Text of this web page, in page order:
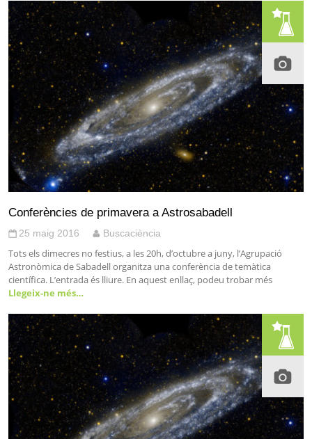
Conferències de primavera a Astrosabadell
25 maig 2016 Buscaciència
Tots els dimecres no festius, a les 20h, d’octubre a juny, l’Agrupació
Astronòmica de Sabadell organitza una conferència de temàtica
científica. L’entrada és lliure. En aquest enllaç, podeu trobar més
Llegeix-ne més…